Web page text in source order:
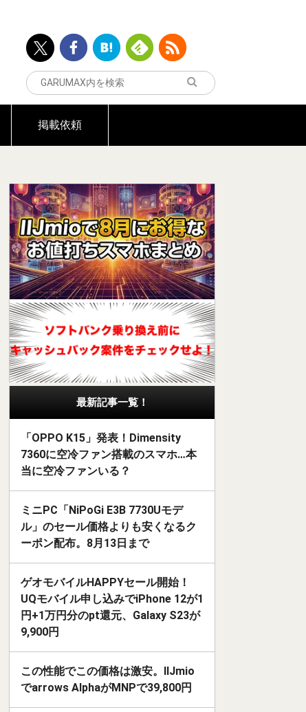
掲載依頼
最新記事一覧！
「OPPO K15」発表！Dimensity
7360に空冷ファン搭載のスマホ…本
当に空冷ファンいる？
ミニPC「NiPoGi E3B 7730Uモデ
ル」のセール価格よりも安くなるク
ーポン配布。8月13日まで
ゲオモバイルHAPPYセール開始！
UQモバイル申し込みでiPhone 12が1
円+1万円分のpt還元、Galaxy S23が
9,900円
この性能でこの価格は激安。IIJmio
でarrows AlphaがMNPで39,800円